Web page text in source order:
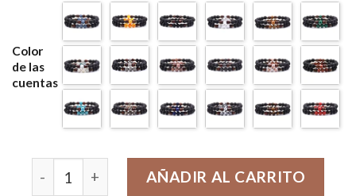
Color
de las
cuentas
Pulsera de pareja de piedra de lava cantidad
AÑADIR AL CARRITO